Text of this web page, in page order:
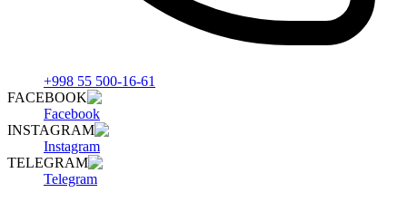
+998 55 500-16-61
FACEBOOK
Facebook
INSTAGRAM
Instagram
TELEGRAM
Telegram